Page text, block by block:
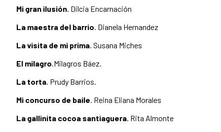
Mi gran ilusión. Dilcia Encarnación
La maestra del barrio. Dianela Hernandez
La visita de mi prima. Susana Miches
El milagro.Milagros Báez.
La torta. Prudy Barrios.
Mi concurso de baile. Reina Eliana Morales
La gallinita cocoa santiaguera. Rita Almonte